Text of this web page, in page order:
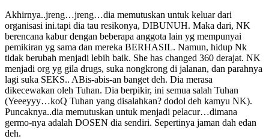
Akhirnya..jreng…jreng…dia memutuskan untuk keluar dari
organisasi ini.tapi dia tau resikonya, DIBUNUH. Maka dari, NK
berencana kabur dengan beberapa anggota lain yg mempunyai
pemikiran yg sama dan mereka BERHASIL. Namun, hidup Nk
tidak berubah menjadi lebih baik. She has changed 360 derajat. NK
menjadi org yg gila drugs, suka nongkrong di jalanan, dan parahnya
lagi suka SEKS.. ABis-abis-an banget deh. Dia merasa
dikecewakan oleh Tuhan. Dia berpikir, ini semua salah Tuhan
(Yeeeyyy…koQ Tuhan yang disalahkan? dodol deh kamyu NK).
Puncaknya..dia memutuskan untuk menjadi pelacur…dimana
germo-nya adalah DOSEN dia sendiri. Sepertinya jaman dah edan
deh.